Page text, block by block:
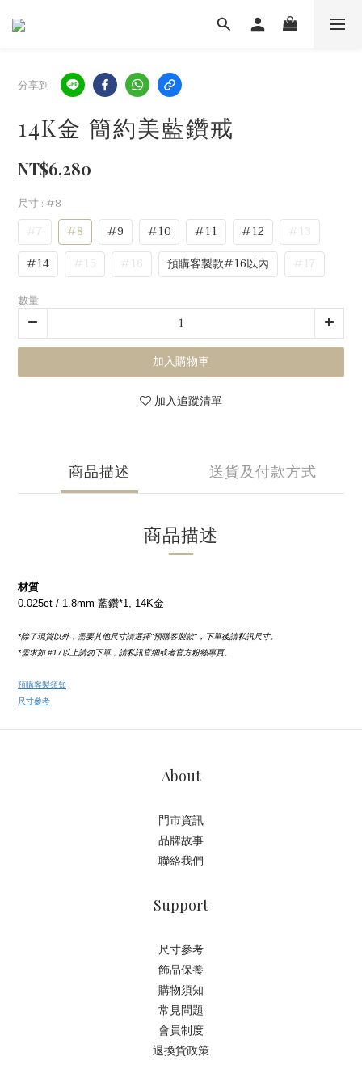
分享到
14K金 簡約美藍鑽戒
NT$6,280
尺寸: #8
#7 #8 #9 #10 #11 #12
#13
#14
#15 #16 預購客製款#16以內 #17
數量
加入購物車
加入追蹤清單
商品描述 送貨及付款方式
商品描述
材質
0.025ct / 1.8mm 藍鑽*1, 14K金
*除了現貨以外，需要其他尺寸請選擇''預購客製款''，下單後請私訊尺寸。
*需求如 #17以上請勿下單，請私訊官網或者官方粉絲專頁。
預購客製須知
尺寸參考
About
門市資訊
品牌故事
聯絡我們
Support
尺寸參考
飾品保養
購物須知
常見問題
會員制度
退換貨政策